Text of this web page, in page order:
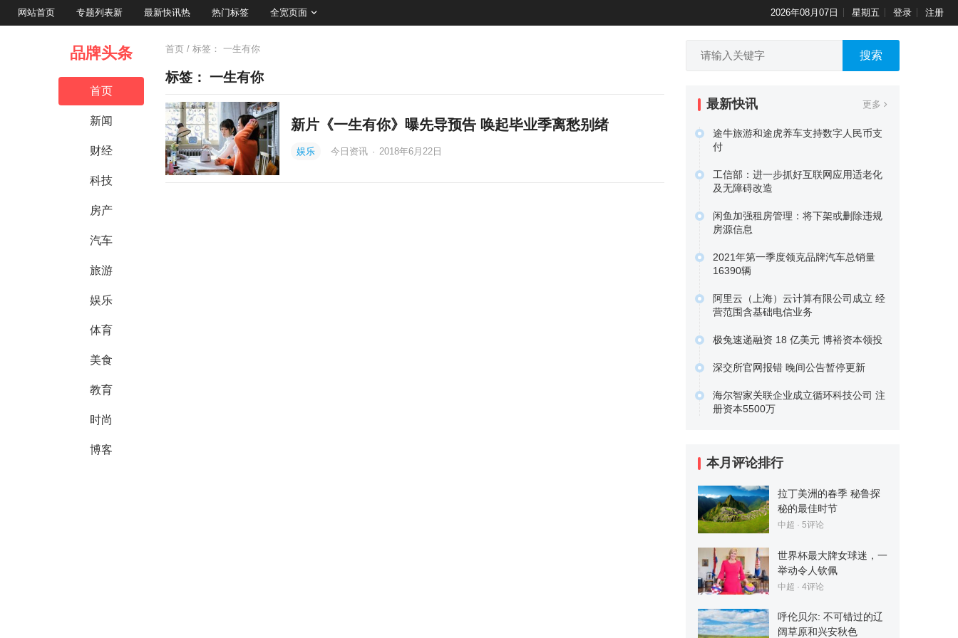
网站首页 专题列表新 最新快讯热 热门标签 全宽页面 2026年08月07日 星期五 登录 注册
品牌头条
首页
新闻
财经
科技
房产
汽车
旅游
娱乐
体育
美食
教育
时尚
博客
首页 / 标签： 一生有你
标签： 一生有你
新片《一生有你》曝先导预告 唤起毕业季离愁别绪
娱乐 今日资讯 · 2018年6月22日
搜索
最新快讯 更多
途牛旅游和途虎养车支持数字人民币支
付
行、农业银行、中国银行、…
工信部：进一步抓好互联网应用适老化
及无障碍改造
印发通知，部署进一步抓好互…
闲鱼加强租房管理：将下架或删除违规
房源信息
租房管理，对违反发布要求的…
2021年第一季度领克品牌汽车总销量
16390辆
季度汽车总销量为33.…
阿里云（上海）云计算有限公司成立 经
营范围含基础电信业务
值电信业务；第二类增值电信…
原文链接
极兔速递融资 18 亿美元 博裕资本领投
完成了一笔 18…
原文链接
深交所官网报错 晚间公告暂停更新
目前无法正常打开，上市公司…
海尔智家关联企业成立循环科技公司 注
册资本5500万
原文链接
本月评论排行
拉丁美洲的春季 秘鲁探
秘的最佳时节
中超 · 5评论
世界杯最大牌女球迷，一
举动令人钦佩
中超 · 4评论
呼伦贝尔: 不可错过的辽
阔草原和兴安秋色